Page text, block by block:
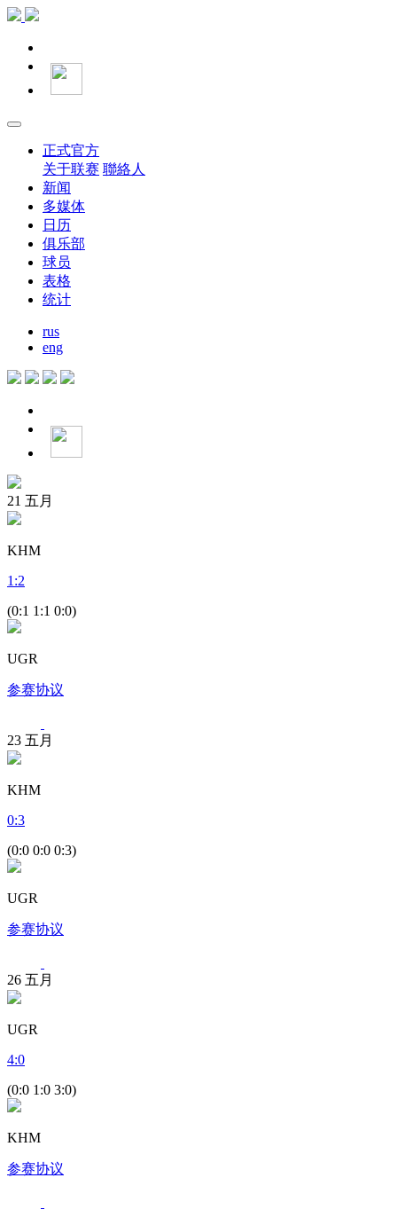
正式官方
关于联赛 聯絡人
新闻
多媒体
日历
俱乐部
球员
表格
统计
rus
eng
21 五月
KHM
1 :2
(0:1 1:1 0:0)
UGR
参赛协议
23 五月
KHM
0:3
(0:0 0:0 0:3)
UGR
参赛协议
26 五月
UGR
4:0
(0:0 1:0 3:0)
KHM
参赛协议